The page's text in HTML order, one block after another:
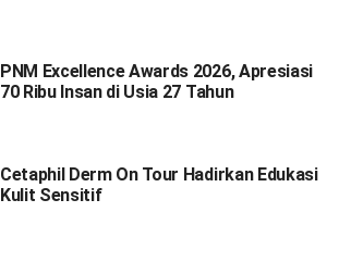
PNM Excellence Awards 2026, Apresiasi
70 Ribu Insan di Usia 27 Tahun
Cetaphil Derm On Tour Hadirkan Edukasi
Kulit Sensitif